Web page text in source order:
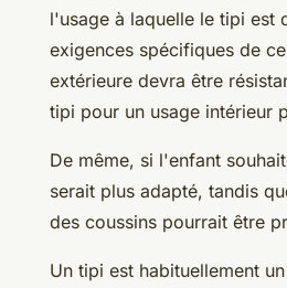
l'usage à laquelle le tipi est
exigences spécifiques de
extérieure devra être
tipi pour un usage intérieur
De même, si l'enfant
serait plus adapté, tandis
des coussins pourrait être
Un tipi est habituellement